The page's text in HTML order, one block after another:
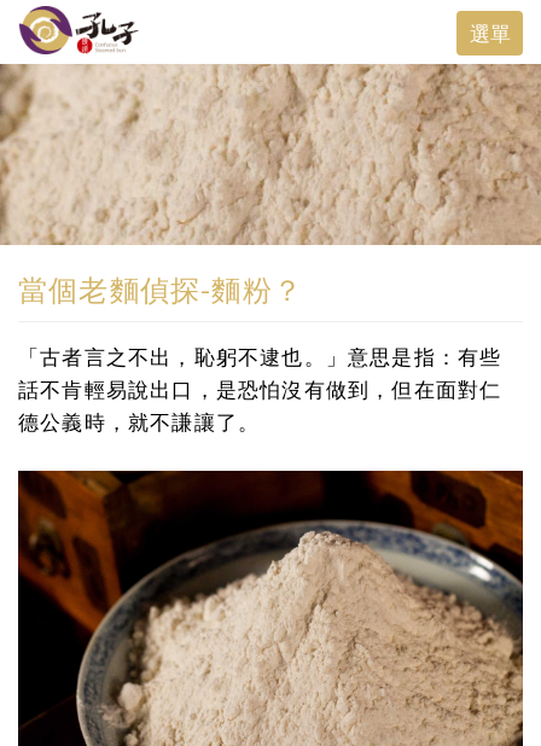
Toggle
選單
當個老麵偵探-麵粉？
「古者言之不出，恥躬不逮也。」意思是指：有些
話不肯輕易說出口，是恐怕沒有做到，但在面對仁
德公義時，就不謙讓了。